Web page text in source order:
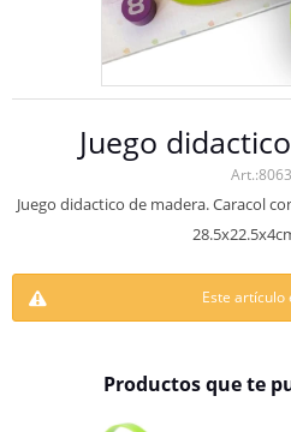
Juego
Juego didactico de madera. Caracol
Este artículo
Productos que te